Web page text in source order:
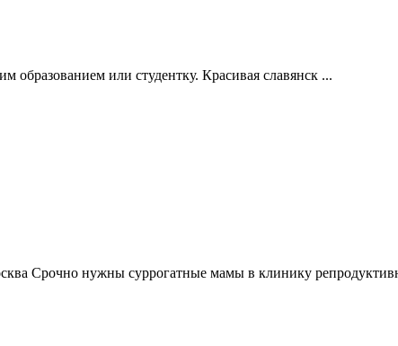
или студентку. Красивая славянск ...
нужны суррогатные мамы в клинику